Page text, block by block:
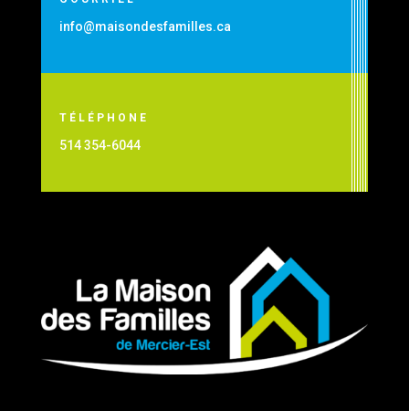
info@maisondesfamilles.ca
TÉLÉPHONE
514 354-6044